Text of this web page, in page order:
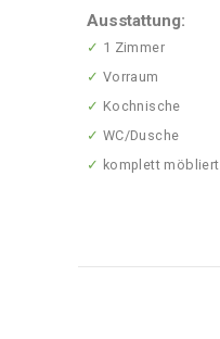
Ausstattung:
✓ 1 Zimmer
✓ Vorraum
✓ Kochnische
✓ WC/Dusche
✓ komplett möbliert